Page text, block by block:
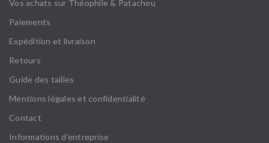
Vos achats sur Théophile & Patachou
Paiements
Expédition et livraison
Retours
Guide des tailles
Mentions légales et confidentialité
Contact
Informations d’entreprise